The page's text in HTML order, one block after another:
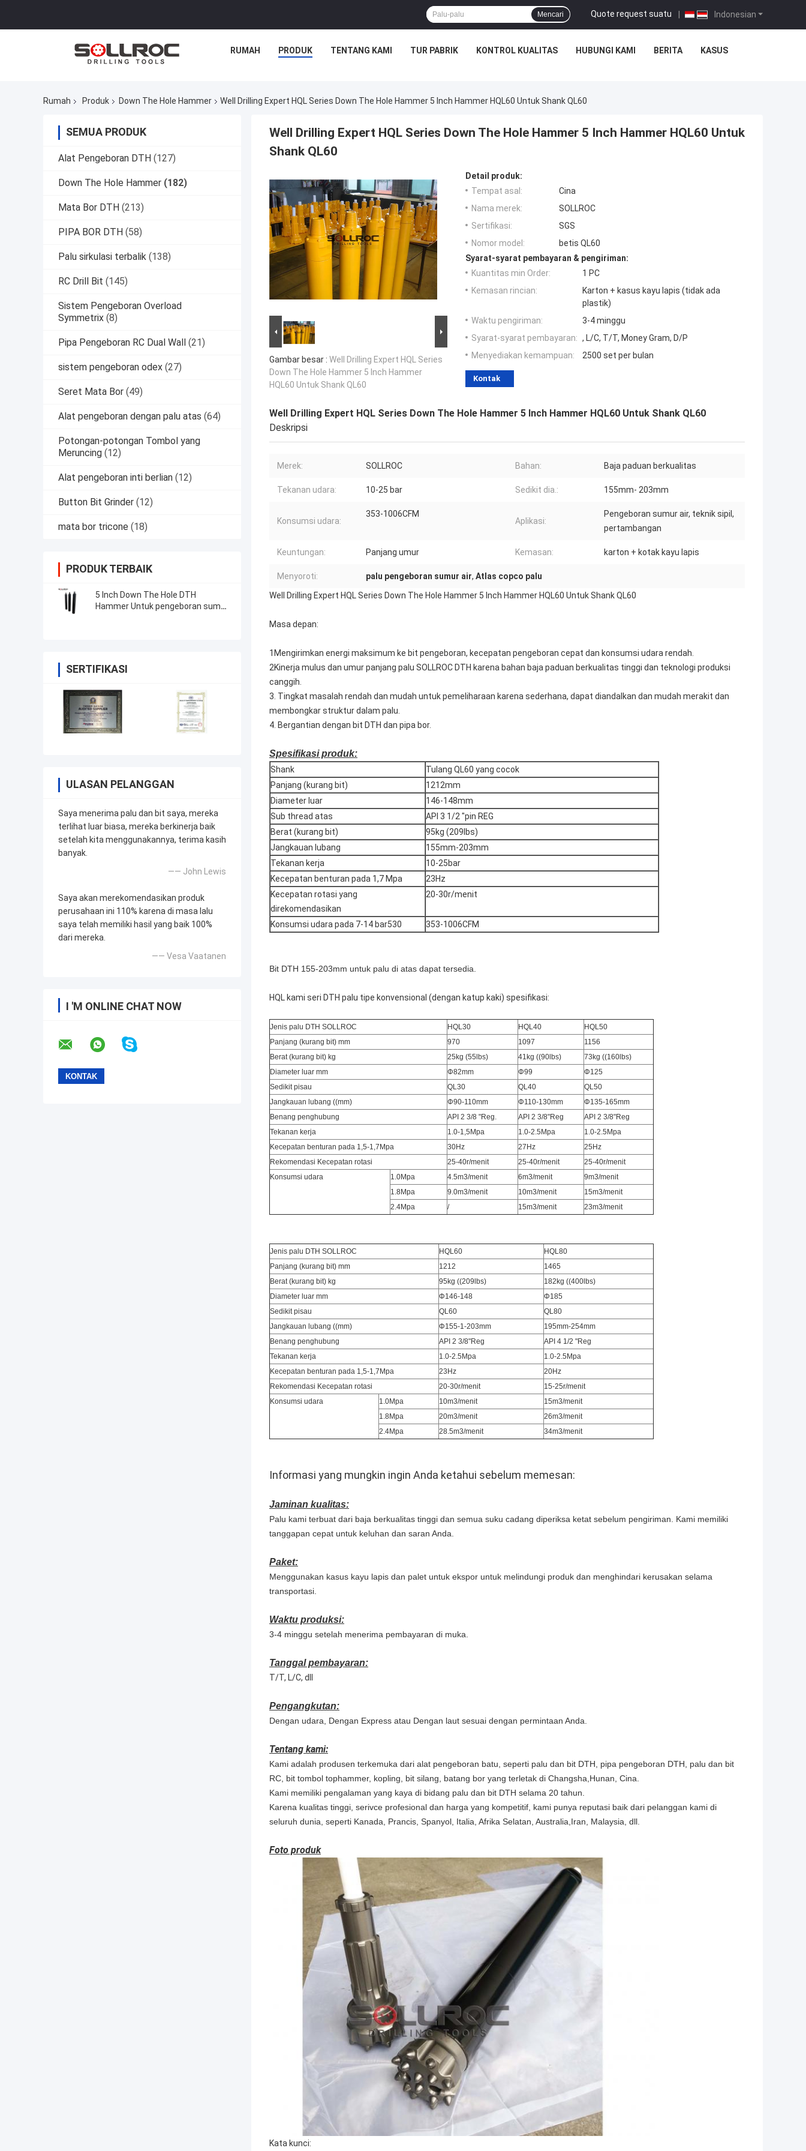
Indonesian
Quote request suatu |
Mencari
RUMAH PRODUK TENTANG KAMI TUR PABRIK KONTROL KUALITAS HUBUNGI KAMI BERITA KASUS
Rumah Produk Down The Hole Hammer Well Drilling Expert HQL Series Down The Hole Hammer 5 Inch Hammer HQL60 Untuk Shank QL60
SEMUA PRODUK
Alat Pengeboran DTH (127)
Down The Hole Hammer (182)
Mata Bor DTH (213)
PIPA BOR DTH (58)
Palu sirkulasi terbalik (138)
RC Drill Bit (145)
Sistem Pengeboran Overload
Symmetrix (8)
Pipa Pengeboran RC Dual Wall (21)
sistem pengeboran odex (27)
Seret Mata Bor (49)
Alat pengeboran dengan palu atas (64)
Potongan-potongan Tombol yang
Meruncing (12)
Alat pengeboran inti berlian (12)
Button Bit Grinder (12)
mata bor tricone (18)
PRODUK TERBAIK
5 Inch Down The Hole DTH
Hammer Untuk pengeboran sumur
SERTIFIKASI
ULASAN PELANGGAN
Saya menerima palu dan bit saya, mereka
terlihat luar biasa, mereka berkinerja baik
setelah kita menggunakannya, terima kasih
banyak.
—— John Lewis
Saya akan merekomendasikan produk
perusahaan ini 110% karena di masa lalu
saya telah memiliki hasil yang baik 100%
dari mereka.
—— Vesa Vaatanen
I 'M ONLINE CHAT NOW
Well Drilling Expert HQL Series Down The Hole Hammer 5 Inch Hammer HQL60 Untuk
Shank QL60
Gambar besar : Well Drilling Expert HQL Series
Down The Hole Hammer 5 Inch Hammer
HQL60 Untuk Shank QL60
Detail produk:
Tempat asal:
Cina
Nama merek:
SOLLROC
Sertifikasi:
SGS
Nomor model:
betis QL60
Syarat-syarat pembayaran & pengiriman:
Kuantitas min Order:
1 PC
Kemasan rincian:
Karton + kasus kayu lapis (tidak ada
plastik)
Waktu pengiriman:
3-4 minggu
Syarat-syarat pembayaran: , L/C, T/T, Money Gram, D/P
Menyediakan kemampuan:
2500 set per bulan
Kontak
Well Drilling Expert HQL Series Down The Hole Hammer 5 Inch Hammer HQL60 Untuk Shank QL60
Deskripsi
Merek: SOLLROC Bahan: Baja paduan berkualitas
Tekanan udara: 10-25 bar Sedikit dia.: 155mm- 203mm
Konsumsi udara:
353-1006CFM
Aplikasi:
Pengeboran sumur air, teknik sipil,
pertambangan
Keuntungan: Panjang umur Kemasan: karton + kotak kayu lapis
Menyoroti: palu pengeboran sumur air, Atlas copco palu
Well Drilling Expert HQL Series Down The Hole Hammer 5 Inch Hammer HQL60 Untuk Shank QL60
Masa depan:
1Mengirimkan energi maksimum ke bit pengeboran, kecepatan pengeboran cepat dan konsumsi udara rendah.
2Kinerja mulus dan umur panjang palu SOLLROC DTH karena bahan baja paduan berkualitas tinggi dan teknologi produksi
canggih.
3. Tingkat masalah rendah dan mudah untuk pemeliharaan karena sederhana, dapat diandalkan dan mudah merakit dan
membongkar struktur dalam palu.
4. Bergantian dengan bit DTH dan pipa bor.
Spesifikasi produk:
Shank
Tulang QL60 yang cocok
Panjang (kurang bit)
1212mm
Diameter luar
146-148mm
Sub thread atas
API 3 1/2 "pin REG
Berat (kurang bit)
95kg (209lbs)
Jangkauan lubang
155mm-203mm
Tekanan kerja
10-25bar
Kecepatan benturan pada 1,7 Mpa
23Hz
Kecepatan rotasi yang
direkomendasikan
20-30r/menit
Konsumsi udara pada 7-14 bar530 353-1006CFM
Bit DTH 155-203mm untuk palu di atas dapat tersedia.
HQL kami seri DTH palu tipe konvensional (dengan katup kaki) spesifikasi:
Jenis palu DTH SOLLROC HQL30 HQL40
HQL50
Panjang (kurang bit) mm
970 1097
1156
Berat (kurang bit) kg
25kg (55lbs) 41kg ((90lbs)
73kg ((160lbs)
Diameter luar mm
Φ82mm Φ99
Φ125
Sedikit pisau
QL30 QL40
QL50
Jangkauan lubang ((mm)
Φ90-110mm Φ110-130mm
Φ135-165mm
Benang penghubung
API 2 3/8 "Reg. API 2 3/8"Reg
API 2 3/8"Reg
Tekanan kerja
1.0-1,5Mpa 1.0-2.5Mpa
1.0-2.5Mpa
Kecepatan benturan pada 1,5-1,7Mpa
30Hz 27Hz
25Hz
Rekomendasi Kecepatan rotasi
25-40r/menit 25-40r/menit
25-40r/menit
Konsumsi udara
1.0Mpa 4.5m3/menit 6m3/menit
9m3/menit
1.8Mpa
9.0m3/menit 10m3/menit
15m3/menit
2.4Mpa
/ 15m3/menit 23m3/menit
Jenis palu DTH SOLLROC HQL60
HQL80
Panjang (kurang bit) mm
1212
1465
Berat (kurang bit) kg
95kg ((209lbs)
182kg ((400lbs)
Diameter luar mm
Φ146-148
Φ185
Sedikit pisau
QL60
QL80
Jangkauan lubang ((mm)
Φ155-1-203mm
195mm-254mm
Benang penghubung
API 2 3/8"Reg
API 4 1/2 "Reg
Tekanan kerja
1.0-2.5Mpa
1.0-2.5Mpa
Kecepatan benturan pada 1,5-1,7Mpa
23Hz
20Hz
Rekomendasi Kecepatan rotasi
20-30r/menit
15-25r/menit
Konsumsi udara
1.0Mpa 10m3/menit
15m3/menit
1.8Mpa
20m3/menit
26m3/menit
2.4Mpa
28.5m3/menit 34m3/menit
Informasi yang mungkin ingin Anda ketahui sebelum memesan:
Jaminan kualitas:
Palu kami terbuat dari baja berkualitas tinggi dan semua suku cadang diperiksa ketat sebelum pengiriman. Kami memiliki
tanggapan cepat untuk keluhan dan saran Anda.
Paket:
Menggunakan kasus kayu lapis dan palet untuk ekspor untuk melindungi produk dan menghindari kerusakan selama
transportasi.
Waktu produksi:
3-4 minggu setelah menerima pembayaran di muka.
Tanggal pembayaran:
T/T, L/C, dll
Pengangkutan:
Dengan udara, Dengan Express atau Dengan laut sesuai dengan permintaan Anda.
Tentang kami:
Kami adalah produsen terkemuka dari alat pengeboran batu, seperti palu dan bit DTH, pipa pengeboran DTH, palu dan bit
RC, bit tombol tophammer, kopling, bit silang, batang bor yang terletak di Changsha,Hunan, Cina.
Kami memiliki pengalaman yang kaya di bidang palu dan bit DTH selama 20 tahun.
Karena kualitas tinggi, serivce profesional dan harga yang kompetitif, kami punya reputasi baik dari pelanggan kami di
seluruh dunia, seperti Kanada, Prancis, Spanyol, Italia, Afrika Selatan, Australia,Iran, Malaysia, dll.
Foto produk
Kata kunci: